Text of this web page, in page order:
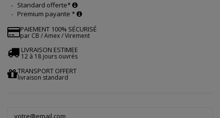
Standard offerte*
Premium payante *
PAIEMENT 100% SÉCURISÉ
par CB / Amex / Virement
LIVRAISON ESTIMEE
12 à 18 jours ouvrés
TRANSPORT OFFERT
livraison standard